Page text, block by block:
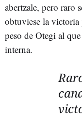
abertzale, pero raro
obtuviese la
peso de Otegi al
interna.